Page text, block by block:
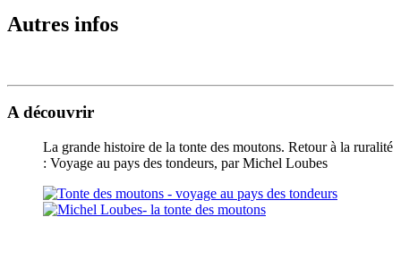
Autres infos
A découvrir
La grande histoire de la tonte des moutons. Retour à la ruralité
: Voyage au pays des tondeurs, par Michel Loubes